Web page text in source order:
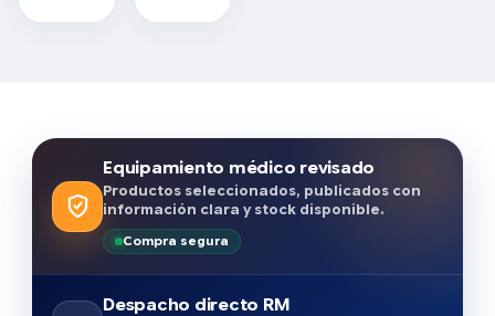
Equipamiento médico revisado
Productos seleccionados, publicados con
información clara y stock disponible.
Compra segura
Despacho directo RM